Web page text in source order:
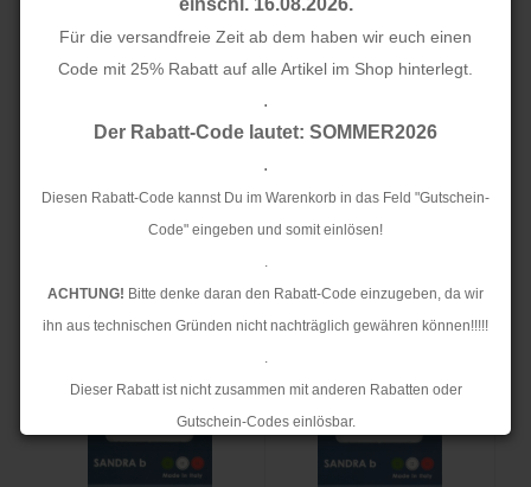
einschl. 16.08.2026.
Für die versandfreie Zeit ab dem haben wir euch einen
Code mit 25% Rabatt auf alle Artikel im Shop hinterlegt.
.
Der Rabatt-Code lautet: SOMMER2026
.
Diesen Rabatt-Code kannst Du im Warenkorb in das Feld "Gutschein-
Code" eingeben und somit einlösen!
.
ACHTUNG! Bitte denke daran den Rabatt-Code einzugeben, da wir
ihn aus technischen Gründen nicht nachträglich gewähren können!!!!!
.
Dieser Rabatt ist nicht zusammen mit anderen Rabatten oder
Gutschein-Codes einlösbar.
Knöpfe 25mm Knöpfe 28mm
Knöpfe - Mind the
Sortieren nach Alle Hersteller
24 pro Seite
TOP